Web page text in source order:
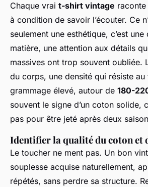
Chaque vrai t-shirt vintage
à condition de savoir l’écouter. Ce
seulement une esthétique, c’est
matière, une attention aux détails
massives ont trop souvent oubliée.
du corps, une densité qui résiste au
grammage élevé, autour de 180-
souvent le signe d’un coton solide,
pas pour être jeté après deux
Identifier la qualité du coton et
Le toucher ne ment pas. Un bon
souplesse acquise naturellement,
répétés, sans perdre sa structure.